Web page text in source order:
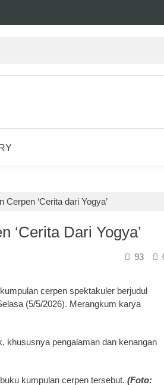
‘Cerita dari Yogya’
‘Cerita Dari Yogya’
93
cerpen spektakuler berjudul
(5/5/2026). Merangkum karya
khususnya pengalaman dan kenangan
kumpulan cerpen tersebut. (Foto: